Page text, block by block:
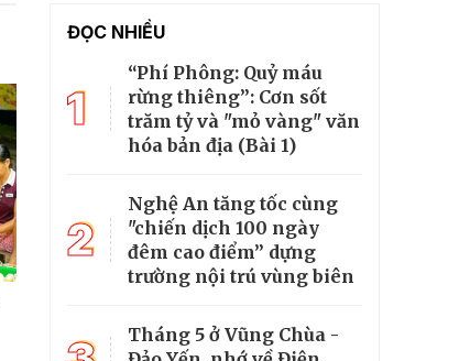
ĐỌC NHIỀU
1
“Phí Phông: Quỷ máu
rừng thiêng”: Cơn sốt
trăm tỷ và "mỏ vàng" văn
hóa bản địa (Bài 1)
2
Nghệ An tăng tốc cùng
"chiến dịch 100 ngày
đêm cao điểm” dựng
trường nội trú vùng biên
Tháng 5 ở Vũng Chùa -